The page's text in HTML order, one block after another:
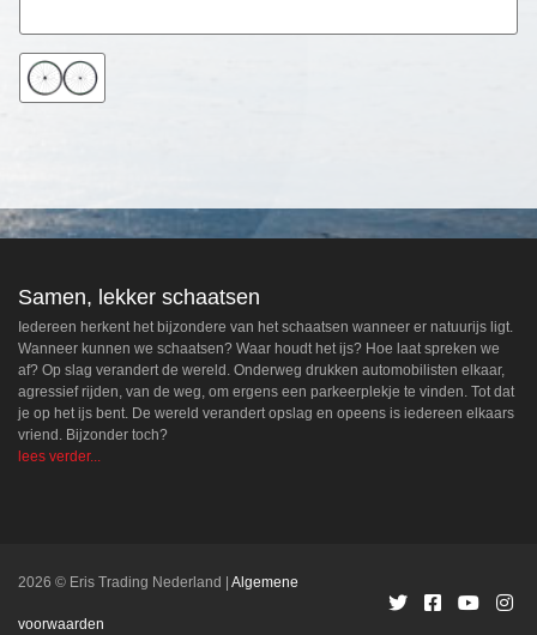
Samen, lekker schaatsen
Iedereen herkent het bijzondere van het schaatsen wanneer er natuurijs ligt.
Wanneer kunnen we schaatsen? Waar houdt het ijs? Hoe laat spreken we
af? Op slag verandert de wereld. Onderweg drukken automobilisten elkaar,
agressief rijden, van de weg, om ergens een parkeerplekje te vinden. Tot dat
je op het ijs bent. De wereld verandert opslag en opeens is iedereen elkaars
vriend. Bijzonder toch?
lees verder...
2026 © Eris Trading Nederland Algemene
voorwaarden